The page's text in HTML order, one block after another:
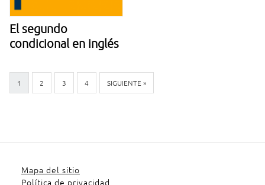
El segundo
condicional en inglés
1 2 3 4 SIGUIENTE »
Mapa del sitio
Política de privacidad